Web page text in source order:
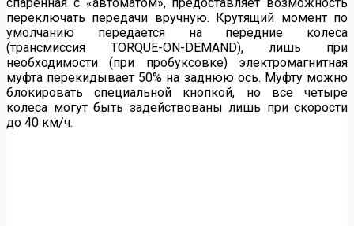
переключать передачи вручную. Крутящий момент по
умолчанию передается на передние колеса
(трансмиссия TORQUE-ON-DEMAND), лишь при
необходимости (при пробуксовке) электромагнитная
муфта перекидывает 50% на заднюю ось. Муфту можно
блокировать специальной кнопкой, но все четыре
колеса могут быть задействованы лишь при скорости
до 40 км/ч.